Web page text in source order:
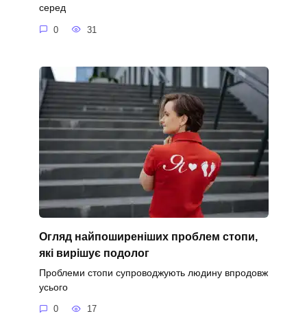
серед
0 31
Огляд найпоширеніших проблем стопи,
які вирішує подолог
Проблеми стопи супроводжують людину впродовж
усього
0 17